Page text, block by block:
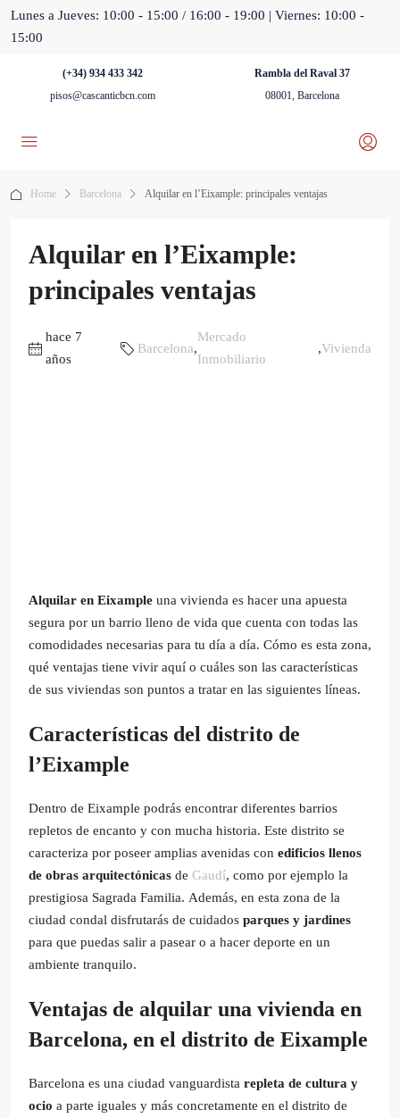
Lunes a Jueves: 10:00 - 15:00 / 16:00 - 19:00 | Viernes: 10:00 -
15:00
(+34) 934 433 342
pisos@cascanticbcn.com
Rambla del Raval 37
08001, Barcelona
Home Barcelona Alquilar en l’Eixample: principales ventajas
Alquilar en l’Eixample:
principales ventajas
hace 7
años
Barcelona,
Mercado
Inmobiliario
,Vivienda
Alquilar en Eixample una vivienda es hacer una apuesta
segura por un barrio lleno de vida que cuenta con todas las
comodidades necesarias para tu día a día. Cómo es esta zona,
qué ventajas tiene vivir aquí o cuáles son las características
de sus viviendas son puntos a tratar en las siguientes líneas.
Características del distrito de
l’Eixample
Dentro de Eixample podrás encontrar diferentes barrios
repletos de encanto y con mucha historia. ​Este distrito se
caracteriza por poseer amplias avenidas con edificios llenos
de obras arquitectónicas de Gaudí, como por ejemplo la
prestigiosa Sagrada Familia. Además, en esta zona de la
ciudad condal disfrutarás de cuidados parques y jardines
para que puedas salir a pasear o a hacer deporte en un
ambiente tranquilo.
Ventajas de alquilar una vivienda en
Barcelona, en el distrito de Eixample
Barcelona es una ciudad vanguardista repleta de cultura y
ocio a parte iguales y más concretamente en el distrito de